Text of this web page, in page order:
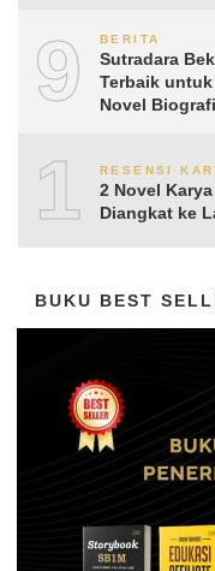
9 BERITA
Sutradara
Terbaik
Novel
10RESENSI
2 Novel
Diangkat ke
BUKU BEST